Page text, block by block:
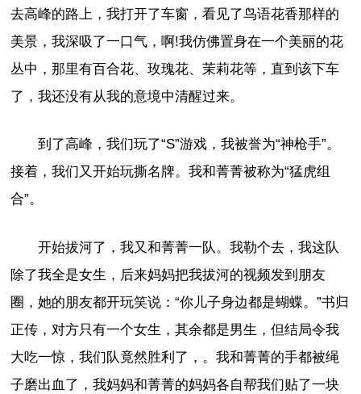
去高峰的路上，我打开了车窗，看见了鸟语花香那样的
美景，我深吸了一口气，啊!我仿佛置身在一个美丽的花
丛中，那里有百合花、玫瑰花、茉莉花等，直到该下车
了，我还没有从我的意境中清醒过来。
到了高峰，我们玩了“S”游戏，我被誉为“神枪手”。
接着，我们又开始玩撕名牌。我和菁菁被称为“猛虎组
合”。
开始拔河了，我又和菁菁一队。我勒个去，我这队
除了我全是女生，后来妈妈把我拔河的视频发到朋友
圈，她的朋友都开玩笑说：“你儿子身边都是蝴蝶。”书归
正传，对方只有一个女生，其余都是男生，但结局令我
大吃一惊，我们队竟然胜利了，。我和菁菁的手都被绳
子磨出血了，我妈妈和菁菁的妈妈各自帮我们贴了一块